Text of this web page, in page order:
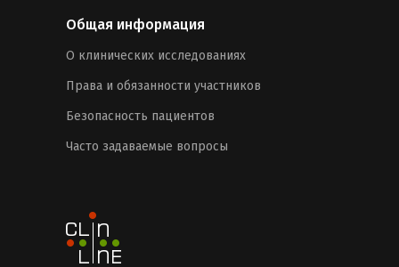
Общая информация
О клинических исследованиях
Права и обязанности участников
Безопасность пациентов
Часто задаваемые вопросы